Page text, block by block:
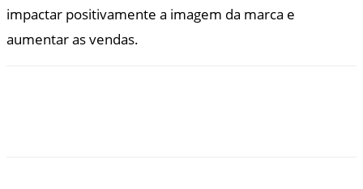
impactar positivamente a imagem da marca e
aumentar as vendas.